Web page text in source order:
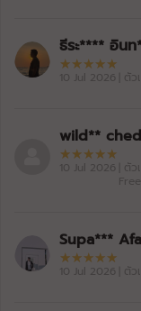
ธีระ**** อิน
10 Jul 2026 | ตั
wild**
10 Jul 2026
| ตั
Free
Supa***
10 Jul 2026 | ตั